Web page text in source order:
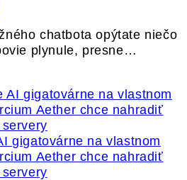
chatbota opýtate niečo
plynule, presne…
gigatovárne na vlastnom
Aether chce nahradiť